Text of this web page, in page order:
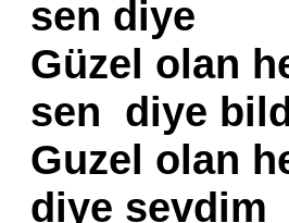
sen diye
Güzel olan
sen diye
Guzel olan
diye sevdim